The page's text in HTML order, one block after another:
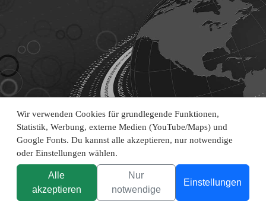
Wir verwenden Cookies für grundlegende Funktionen,
Statistik, Werbung, externe Medien (YouTube/Maps) und
Google Fonts. Du kannst alle akzeptieren, nur notwendige
oder Einstellungen wählen.
Alle
akzeptieren
Nur
notwendige
Einstellungen